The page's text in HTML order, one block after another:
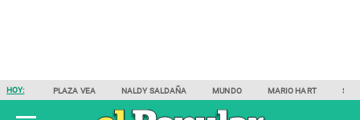
HOY: PLAZA VEA NALDY SALDAÑA MUNDO MARIO HART